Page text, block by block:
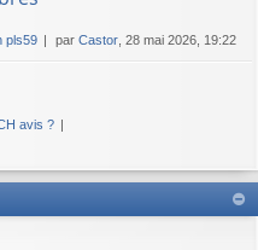
pls59 par Castor , 28 mai 2026, 19:22
avis ?